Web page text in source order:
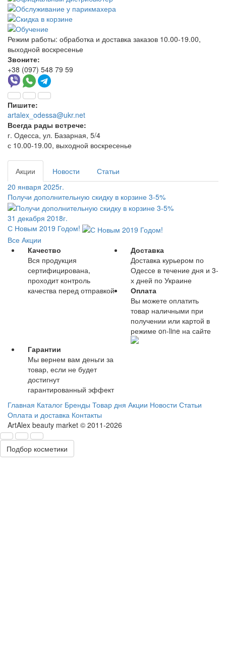
Режим работы: обработка и доставка заказов 10.00-19.00,
выходной воскресенье
Звоните:
+38 (097) 548 79 59
Пишите:
artalex_odessa@ukr.net
Всегда рады встрече:
г. Одесса, ул. Базарная, 5/4
с 10.00-19.00, выходной воскресенье
Акции Новости
Статьи
20 января 2025г.
Получи дополнительную скидку в корзине 3-5%
31 декабря 2018г.
С Новым 2019 Годом!
Все Акции
Качество
Вся продукция
сертифицирована,
проходит контроль
качества перед отправкой
Доставка
Доставка курьером по
Одессе в течение дня и 3-
х дней по Украине
Оплата
Вы можете оплатить
товар наличными при
получении или картой в
режиме on-line на сайте
Гарантии
Мы вернем вам деньги за
товар, если не будет
достигнут
гарантированный эффект
Главная Каталог Бренды Товар дня Акции Новости Статьи
Оплата и доставка Контакты
ArtAlex beauty market © 2011-2026
Подбор косметики